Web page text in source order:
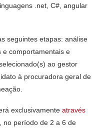
.net, C#, angular
seguintes etapas: análise
e comportamentais e
ao gestor
à procuradora geral de
exclusivamente através
, no período de 2 a 6 de